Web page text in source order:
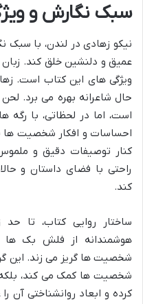
سبک نگارش و
نیکو زهادی در لندن، با سبک
عمیق و دلنشین خلق کند. زبان
ویژگی های این کتاب است.
حال شاعرانه بهره می برد. لحن
است، اما در لحظاتی، با رگه
احساسات و افکار شخصیت ها
کنار توصیفات دقیق و
راحتی با فضای داستان و
کند.
ساختار روایی کتاب، تا
هوشمندانه از فلش بک ها
شخصیت ها گریز می زند. این
شخصیت ها کمک می کند،
کرده و ابعاد روانشناختی آن